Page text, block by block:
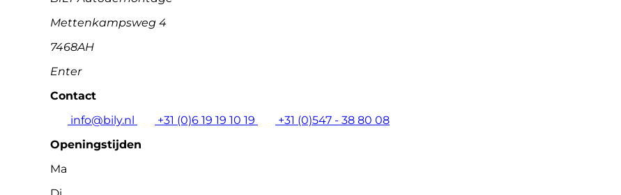
Mettenkampsweg 4
7468AH
Enter
Contact
info@bily.nl
+31 (0)6 19 19 10 19
+31 (0)547 - 38 80 08
Openingstijden
Ma